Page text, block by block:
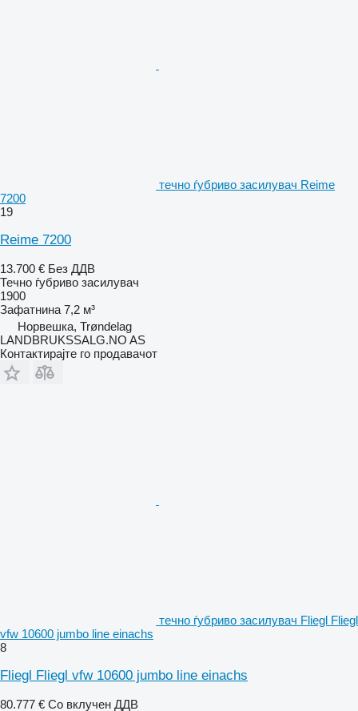
течно ѓубриво засилувач Reime
7200
19
Reime 7200
13.700 € Без ДДВ
Течно ѓубриво засилувач
1900
Зафатнина 7,2 м³
Норвешка, Trøndelag
LANDBRUKSSALG.NO AS
Контактирајте го продавачот
течно ѓубриво засилувач Fliegl Fliegl
vfw 10600 jumbo line einachs
8
Fliegl Fliegl vfw 10600 jumbo line einachs
80.777 € Со вклучен ДДВ